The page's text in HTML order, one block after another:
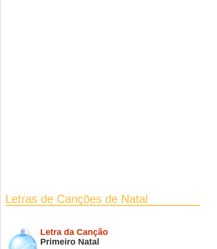
Letras de Canções de Natal
Letra da Canção
Primeiro Natal